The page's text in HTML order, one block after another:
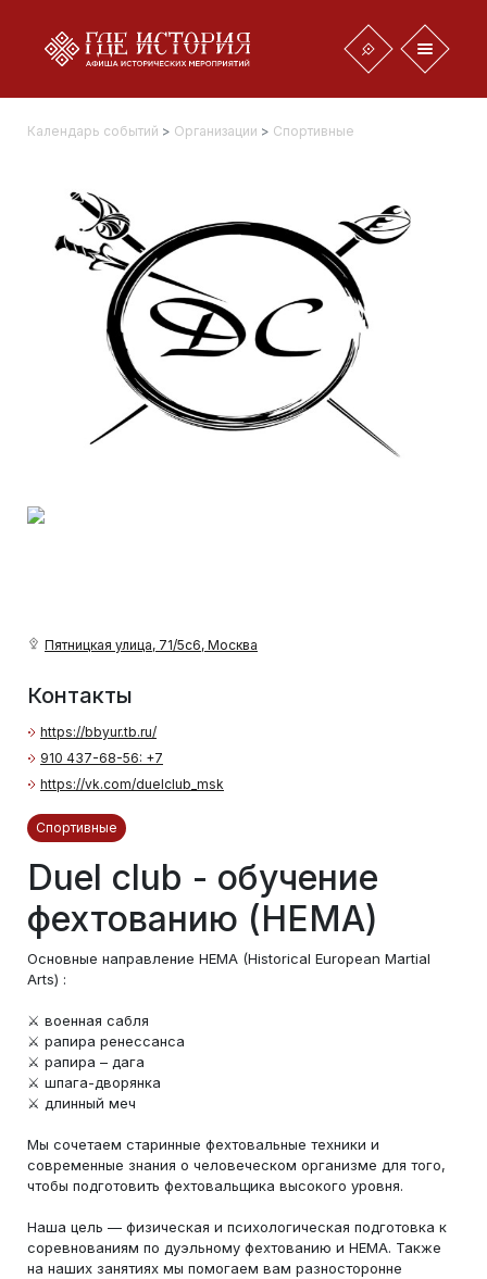
Календарь событий > Организации > Спортивные
Пятницкая улица, 71/5с6, Москва
Контакты
https://bbyur.tb.ru/
910 437-68-56: +7
https://vk.com/duelclub_msk
Спортивные
Duel club - обучение
фехтованию (HEMA)
Основные направление HEMA (Historical European Martial
Arts) :
⚔️ военная сабля
⚔️ рапира ренессанса
⚔️ рапира – дага
⚔️ шпага-дворянка
⚔️ длинный меч
Мы сочетаем старинные фехтовальные техники и
современные знания о человеческом организме для того,
чтобы подготовить фехтовальщика высокого уровня.
Наша цель — физическая и психологическая подготовка к
соревнованиям по дуэльному фехтованию и HEMA. Также
на наших занятиях мы помогаем вам разносторонне